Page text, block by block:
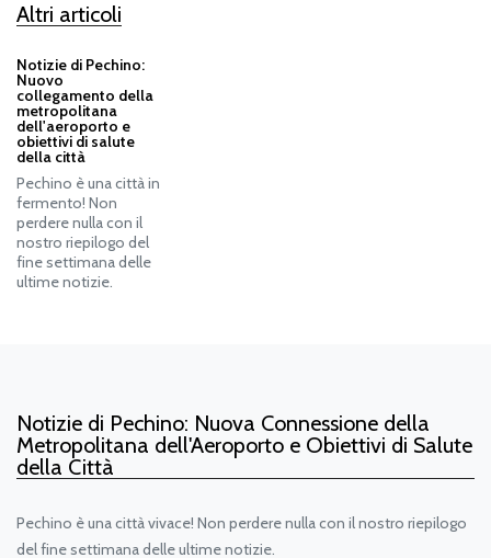
Altri articoli
Notizie di Pechino:
Nuovo
collegamento della
metropolitana
dell'aeroporto e
obiettivi di salute
della città
Pechino è una città in
fermento! Non
perdere nulla con il
nostro riepilogo del
fine settimana delle
ultime notizie.
Notizie di Pechino: Nuova Connessione della
Metropolitana dell'Aeroporto e Obiettivi di Salute
della Città
Pechino è una città vivace! Non perdere nulla con il nostro riepilogo
del fine settimana delle ultime notizie.